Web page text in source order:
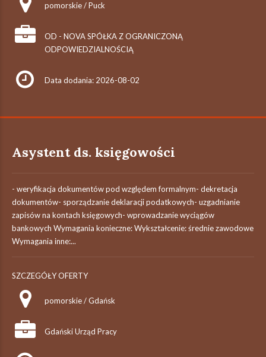
pomorskie / Puck
OD - NOVA SPÓŁKA Z OGRANICZONĄ
ODPOWIEDZIALNOŚCIĄ
Data dodania: 2026-08-02
Asystent ds. księgowości
- weryfikacja dokumentów pod względem formalnym- dekretacja
dokumentów- sporządzanie deklaracji podatkowych- uzgadnianie
zapisów na kontach księgowych- wprowadzanie wyciągów
bankowych Wymagania konieczne: Wykształcenie: średnie zawodowe
Wymagania inne:...
SZCZEGÓŁY OFERTY
pomorskie / Gdańsk
Gdański Urząd Pracy